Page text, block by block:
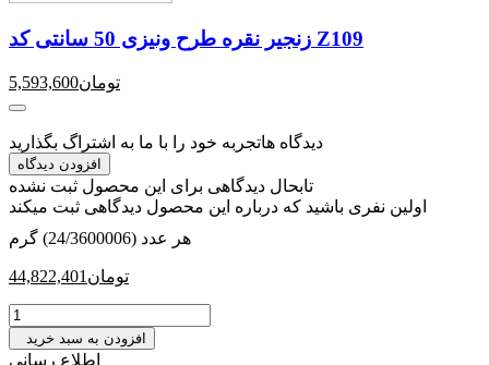
زنجیر نقره طرح ونیزی 50 سانتی کد Z109
5,593,600تومان
دیدگاه هاتجربه خود را با ما به اشتراگ بگذارید
افزودن دیدگاه
تابحال دیدگاهی برای این محصول ثبت نشده
اولین نفری باشید که درباره این محصول دیدگاهی ثبت میکند
هر عدد (24/3600006) گرم
44,822,401 تومان
افزودن به سبد خرید
اطلاع رسانی